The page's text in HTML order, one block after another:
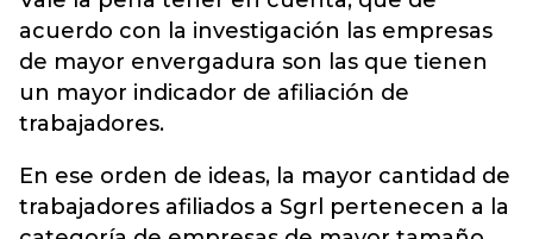
acuerdo con la investigación las empresas
de mayor envergadura son las que tienen
un mayor indicador de afiliación de
trabajadores.
En ese orden de ideas, la mayor cantidad de
trabajadores afiliados a Sgrl pertenecen a la